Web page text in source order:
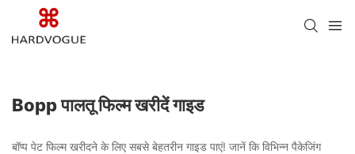
Bopp पालतू फिल्म खरीदें गाइड
बॉप्प पेट फिल्म खरीदने के लिए सबसे बेहतरीन गाइड पाएं! जानें कि विभिन्न पैकेजिंग